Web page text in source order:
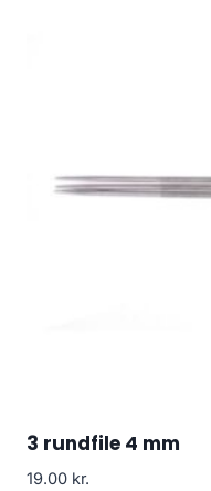
3 rundfile 4 mm
19.00 kr.